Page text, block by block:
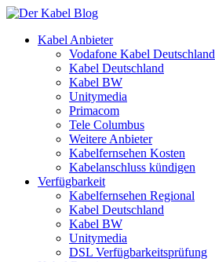
Kabel Anbieter
Vodafone Kabel Deutschland
Kabel Deutschland
Kabel BW
Unitymedia
Primacom
Tele Columbus
Weitere Anbieter
Kabelfernsehen Kosten
Kabelanschluss kündigen
Verfügbarkeit
Kabelfernsehen Regional
Kabel Deutschland
Kabel BW
Unitymedia
DSL Verfügbarkeitsprüfung